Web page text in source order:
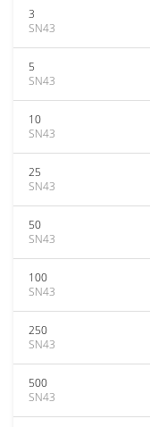
3
SN43
5
SN43
10
SN43
25
SN43
50
SN43
100
SN43
250
SN43
500
SN43